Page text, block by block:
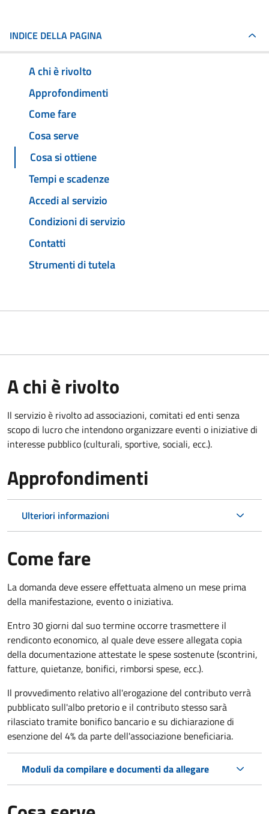
INDICE DELLA PAGINA
A chi è rivolto
Approfondimenti
Come fare
Cosa serve
Cosa si ottiene
Tempi e scadenze
Accedi al servizio
Condizioni di servizio
Contatti
Strumenti di tutela
A chi è rivolto
Il servizio è rivolto ad associazioni, comitati ed enti senza
scopo di lucro che intendono organizzare eventi o iniziative di
interesse pubblico (culturali, sportive, sociali, ecc.).
Approfondimenti
Ulteriori informazioni
Come fare
La domanda deve essere effettuata almeno un mese prima
della manifestazione, evento o iniziativa.
Entro 30 giorni dal suo termine occorre trasmettere il
rendiconto economico, al quale deve essere allegata copia
della documentazione attestate le spese sostenute (scontrini,
fatture, quietanze, bonifici, rimborsi spese, ecc.).
Il provvedimento relativo all'erogazione del contributo verrà
pubblicatosull'albo pretorio e il contributo stesso sarà
rilasciato tramite bonifico bancario e su dichiarazione di
esenzione del 4% da parte dell'associazione beneficiaria.
Moduli da compilare e documenti da allegare